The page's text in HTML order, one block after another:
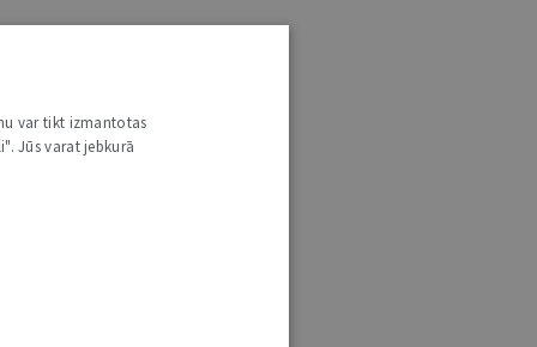
var tikt izmantotas
Jūs varat jebkurā